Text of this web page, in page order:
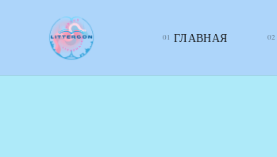
LITTERcon
ГЛАВНАЯ